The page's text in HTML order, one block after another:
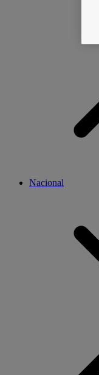
Nacional